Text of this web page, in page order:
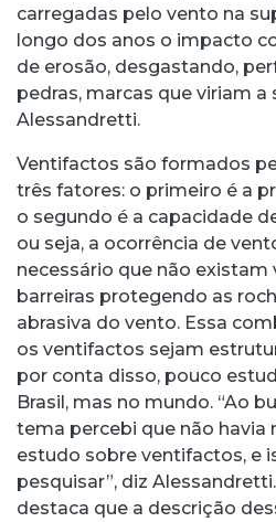
carregadas pelo vento na
longo dos anos o impacto
de erosão, desgastando,
pedras, marcas que viriam
Alessandretti.
Ventifactos são formados
três fatores: o primeiro é a
o segundo é a capacidade
ou seja, a ocorrência de
necessário que não
barreiras protegendo as
abrasiva do vento. Essa
os ventifactos sejam
por conta disso, pouco
Brasil, mas no mundo. “Ao
tema percebi que não havia
estudo sobre ventifactos, e
pesquisar”, diz
destaca que a descrição